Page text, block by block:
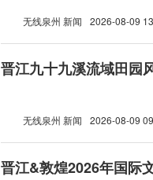
无线泉州 新闻 2026-08-09
晋江九十九溪流域田园
无线泉州 新闻 2026-08-09
晋江&敦煌2026年国际